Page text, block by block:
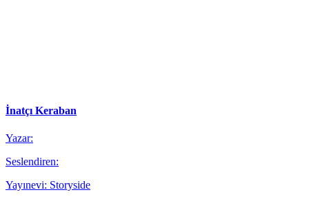
İnatçı Keraban
Yazar:
Seslendiren:
Yayınevi: Storyside